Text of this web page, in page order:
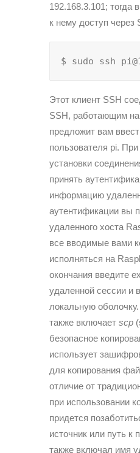
192.168.3.101; тогда
к нему доступ
$ sudo ssh
Этот клиент SSH
SSH, работающим
предложит вам
пользователя pi.
установки
принять
информацию
аутентификации вы
удаленного хоста
все вводимые вами
исполняться на
окончания введите
удаленной сессии и
локальную
также включает scp
безопасное
использует
для копирования
отличие от
при использовании
придется
источник или путь к
также включал имя